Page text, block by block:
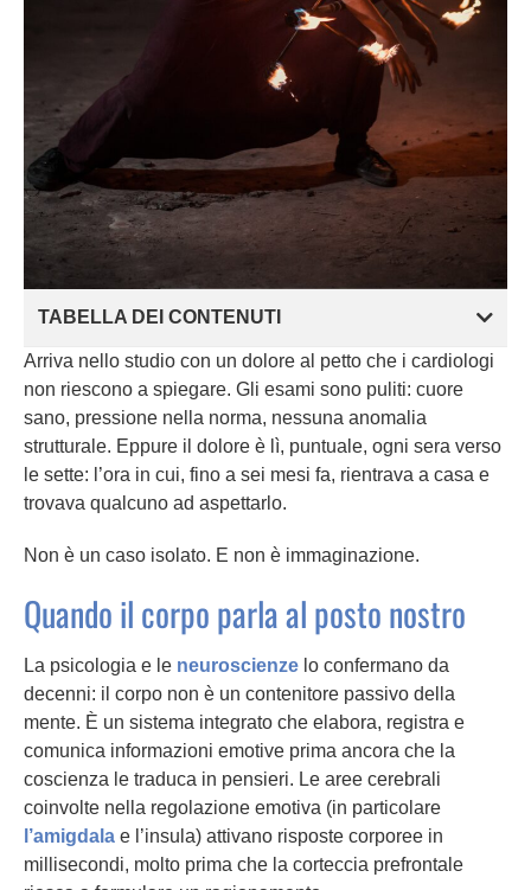
TABELLA DEI CONTENUTI
Arriva nello studio con un dolore al petto che i cardiologi
non riescono a spiegare. Gli esami sono puliti: cuore
sano, pressione nella norma, nessuna anomalia
strutturale. Eppure il dolore è lì, puntuale, ogni sera verso
le sette: l’ora in cui, fino a sei mesi fa, rientrava a casa e
trovava qualcuno ad aspettarlo.
Non è un caso isolato. E non è immaginazione.
Quando il corpo parla al posto nostro
La psicologia e le neuroscienze lo confermano da
decenni: il corpo non è un contenitore passivo della
mente. È un sistema integrato che elabora, registra e
comunica informazioni emotive prima ancora che la
coscienza le traduca in pensieri. Le aree cerebrali
coinvolte nella regolazione emotiva (in particolare
l’amigdala e l’insula) attivano risposte corporee in
millisecondi, molto prima che la corteccia prefrontale